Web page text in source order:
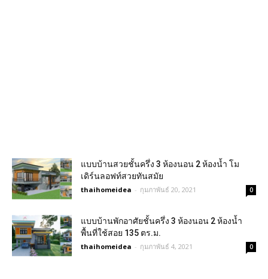
แบบบ้านสวยชั้นครึ่ง 3 ห้องนอน 2 ห้องน้ำ โม
เดิร์นลอฟท์สวยทันสมัย
thaihomeidea - กุมภาพันธ์ 20, 2021 0
แบบบ้านพักอาศัยชั้นครึ่ง 3 ห้องนอน 2 ห้องน้ำ
พื้นที่ใช้สอย 135 ตร.ม.
thaihomeidea - กุมภาพันธ์ 4, 2021 0